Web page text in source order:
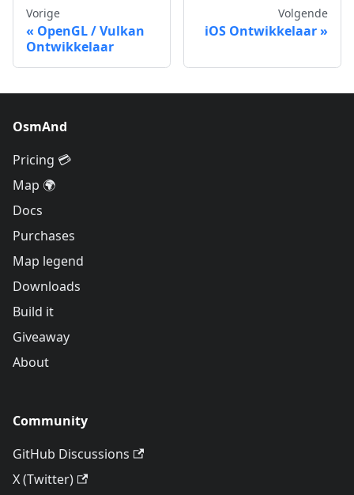
Vorige
OpenGL / Vulkan
Ontwikkelaar
Volgende
iOS Ontwikkelaar
OsmAnd
Pricing 💳
Map 🌍
Docs
Purchases
Map legend
Downloads
Build it
Giveaway
About
Community
GitHub Discussions
X (Twitter)